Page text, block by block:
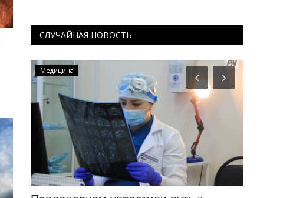
СЛУЧАЙНАЯ НОВОСТЬ
Медицина